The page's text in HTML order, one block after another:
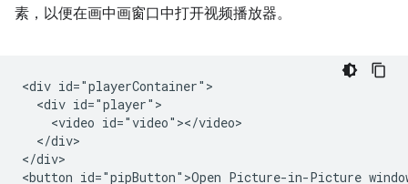
素，以便在画中画窗口中打开视频播放器。
<div id="playerContainer">
  <div id="player">
    <video id="video"></video>
  </div>
</div>